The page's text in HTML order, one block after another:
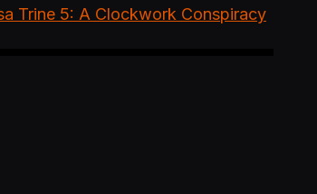
Trine 5: A Clockwork Conspiracy